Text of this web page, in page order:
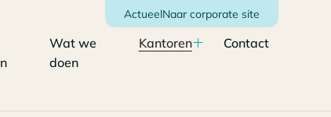
Naar corporate site
Actueel
Contact
Kantoren
Wat we
doen